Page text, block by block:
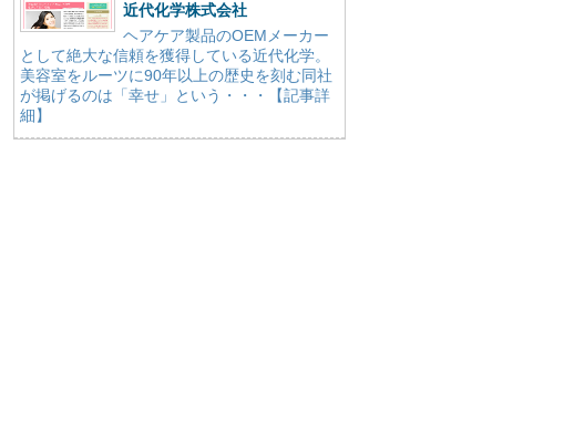
近代化学株式会社
ヘアケア製品のOEMメーカー
として絶大な信頼を獲得している近代化学。
美容室をルーツに90年以上の歴史を刻む同社
が掲げるのは「幸せ」という・・・【記事詳
細】